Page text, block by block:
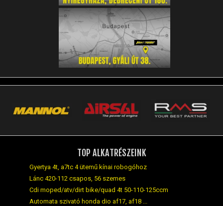
TOP ALKATRÉSZEINK
Gyertya 4t, a7tc 4 ütemű kínai robogóhoz
Lánc 420-112 csapos, 56 szemes
Cdi moped/atv/dirt bike/quad 4t 50-110-125ccm
Automata szivató honda dio af17, af18 ...